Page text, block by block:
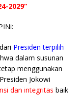
g
e
r
2029”
Presiden terpilih
dalam susunan
menggunakan
Jokowi
dan integritas baik